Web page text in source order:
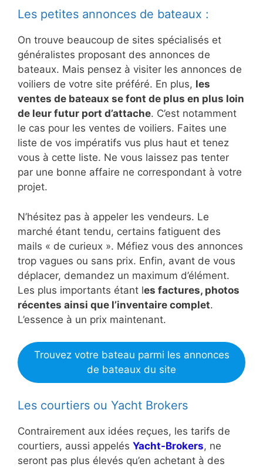
Les petites annonces de bateaux :
On trouve beaucoup de sites spécialisés et
généralistes proposant des annonces de
bateaux. Mais pensez à visiter les annonces de
voiliers de votre site préféré. En plus, les
ventes de bateaux se font de plus en plus loin
de leur futur port d’attache. C’est notamment
le cas pour les ventes de voiliers. Faites une
liste de vos impératifs vus plus haut et tenez
vous à cette liste. Ne vous laissez pas tenter
par une bonne affaire ne correspondant à votre
projet.
N’hésitez pas à appeler les vendeurs. Le
marché étant tendu, certains fatiguent des
mails « de curieux ». Méfiez vous des annonces
trop vagues ou sans prix. Enfin, avant de vous
déplacer, demandez un maximum d’élément.
Les plus importants étant les factures, photos
récentes ainsi que l’inventaire complet.
L’essence à un prix maintenant.
Trouvez votre bateau parmi les annonces
de bateaux du site
Les courtiers ou Yacht Brokers
Contrairement aux idées reçues, les tarifs de
courtiers, aussi appelés Yacht-Brokers, ne
seront pas plus élevés qu’en achetant à des